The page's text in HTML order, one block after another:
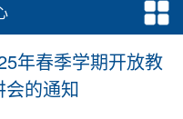
年春季学期开放教
的通知